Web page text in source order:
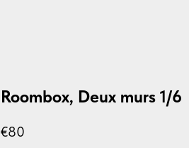
Roombox, Deux murs 1/6
€80